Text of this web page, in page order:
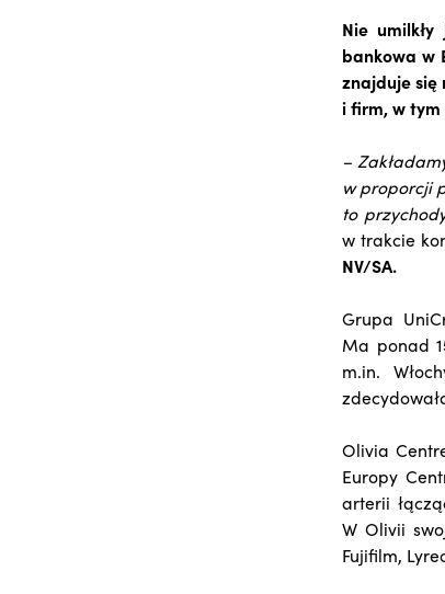
Nie umilkły
bankowa w
znajduje się
i firm, w
–
w proporcji
to
w trakcie
NV/SA.
Grupa
Ma ponad
m.in.
Olivia
Europy
arterii
W Olivii
Fujifilm,